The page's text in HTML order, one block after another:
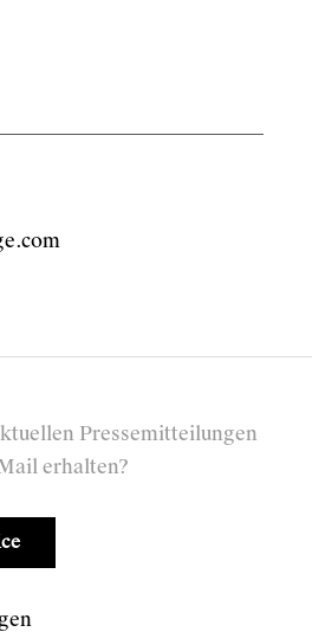
Pressemitteilungen
erhalten?